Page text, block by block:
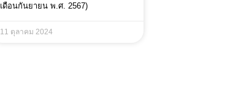
เดือนกันยายน พ.ศ. 2567)
11 ตุลาคม 2024